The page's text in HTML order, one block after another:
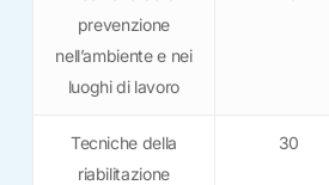
prevenzione
nell’ambiente e nei
luoghi di lavoro
Tecniche della
riabilitazione
30